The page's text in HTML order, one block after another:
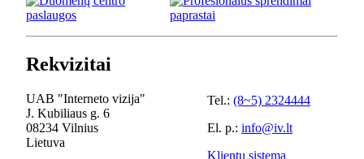
Rekvizitai
UAB "Interneto vizija"
J. Kubiliaus g. 6
08234 Vilnius
Lietuva
Tel.: (8~5) 2324444
El. p.: info@iv.lt
Klientų sistema